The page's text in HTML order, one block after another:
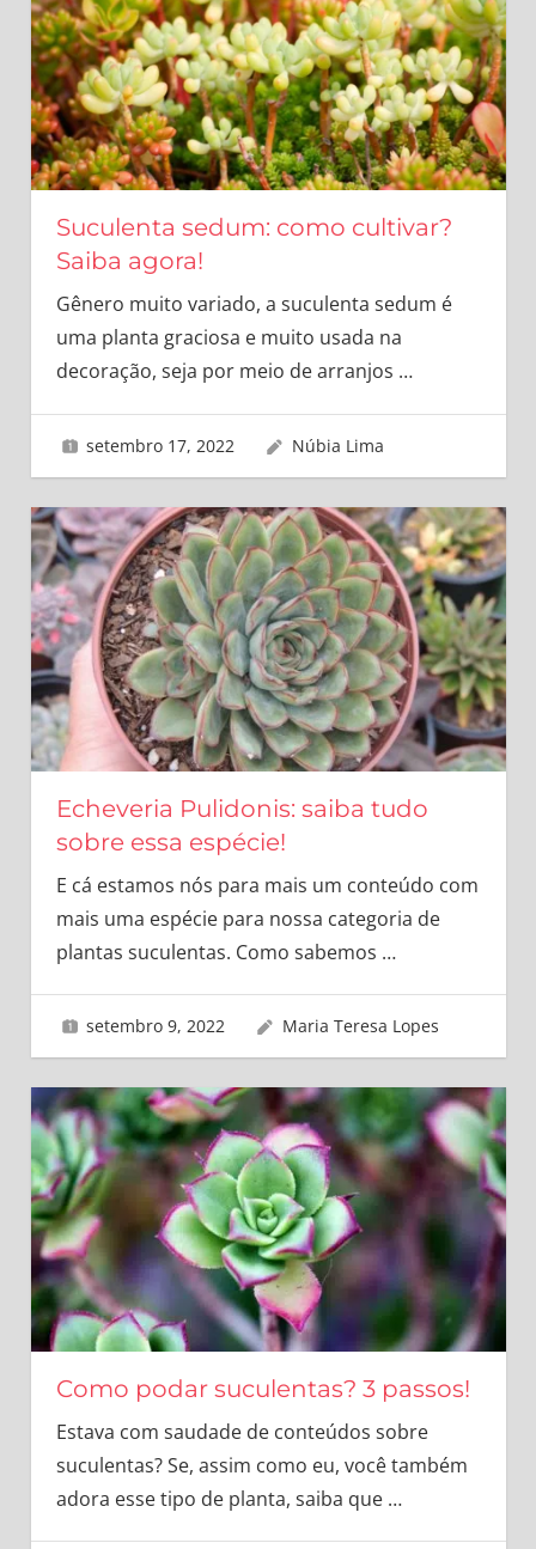
Suculenta sedum: como cultivar?
Saiba agora!
Gênero muito variado, a suculenta sedum é
uma planta graciosa e muito usada na
decoração, seja por meio de arranjos …
setembro 17, 2022 Núbia Lima
Echeveria Pulidonis: saiba tudo
sobre essa espécie!
E cá estamos nós para mais um conteúdo com
mais uma espécie para nossa categoria de
plantas suculentas. Como sabemos …
setembro 9, 2022 Maria Teresa Lopes
Como podar suculentas? 3 passos!
Estava com saudade de conteúdos sobre
suculentas? Se, assim como eu, você também
adora esse tipo de planta, saiba que …